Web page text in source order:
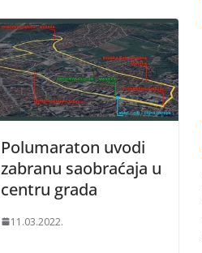
Polumaraton uvodi
zabranu saobraćaja u
centru grada
11.03.2022.